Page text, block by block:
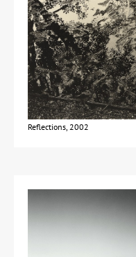
Reflections, 2002